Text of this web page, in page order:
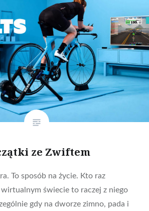
ze Zwiftem
To sposób na życie. Kto raz
świecie to raczej z niego
gdy na dworze zimno, pada i